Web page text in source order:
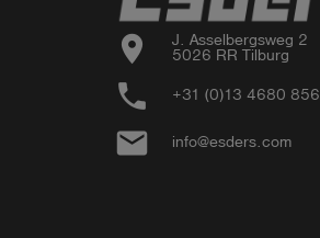
location_on
J. Asselbergsweg 2
5026 RR Tilburg
phone +31 (0)13 4680 856
email info@esders.com